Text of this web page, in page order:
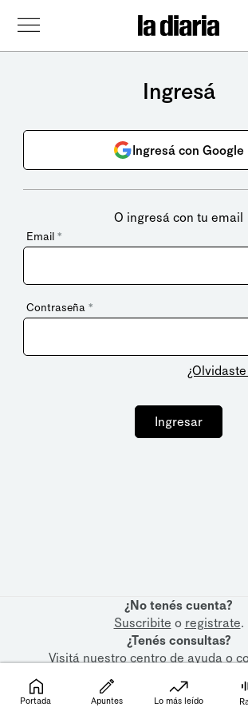
Ingresá
Ingresá con Google
O ingresá con tu email
Email *
Contraseña *
Ingresar
¿No tenés cuenta?
Suscribite o registrate.
¿Tenés consultas?
Visitá nuestrocentro de ayudao
Portada Apuntes Lo más leído